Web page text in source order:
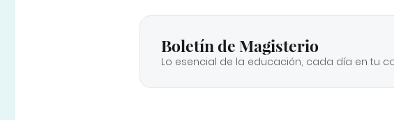
Boletín de Magisterio
Lo esencial de la educación, cada día en tu